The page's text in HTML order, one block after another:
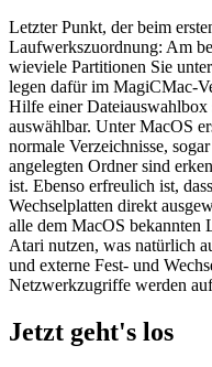
Letzter Punkt, der beim
Laufwerkszuordnung: Am
wieviele Partitionen Sie
legen dafür im MagiCMac-
Hilfe einer Dateiauswahlbox
auswählbar. Unter MacOS
normale Verzeichnisse,
angelegten Ordner sind
ist. Ebenso erfreulich ist,
Wechselplatten direkt
alle dem MacOS bekannten
Atari nutzen, was natürlich
und externe Fest- und
Netzwerkzugriffe werden
Jetzt geht's los